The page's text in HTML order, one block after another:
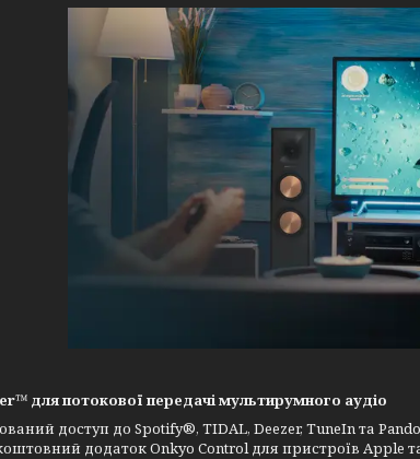
для потокової передачі мультирумного аудіо
доступ до Spotify®, TIDAL, Deezer, TuneIn та
додаток Onkyo Control для пристроїв Apple